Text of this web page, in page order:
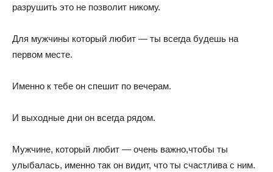
разрушить это не позволит никому.
Для мужчины который любит — ты всегда будешь на
первом месте.
Именно к тебе он спешит по вечерам.
И выходные дни он всегда рядом.
Мужчине, который любит — очень важно,чтобы ты
улыбалась, именно так он видит, что ты счастлива с ним.